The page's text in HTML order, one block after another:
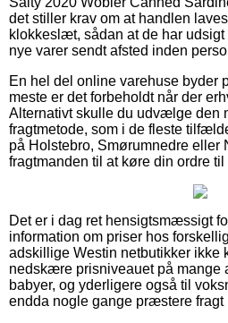
det stiller krav om at handlen
klokkeslæt, sådan at de har
nye varer sendt afsted inden
En hel del online varehuse byder
meste er det forbeholdt når der
Alternativt skulle du udvælge den
fragtmetode, som i de fleste
på Holstebro, Smørumnedre eller
fragtmanden til at køre din ordre
Det er i dag ret hensigtsmæssigt
information om priser hos
adskillige Westin netbutikker ikke
nedskære prisniveauet på mange
babyer, og yderligere også til
endda nogle gange præstere fragt